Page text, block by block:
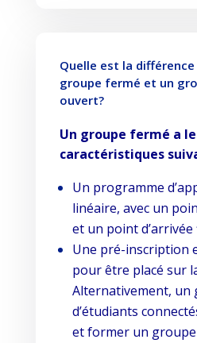
Quelle est la
groupe fermé et un
ouvert?
Un groupe fermé a
caractéristiques
Un programme
linéaire, avec un
et un point d’arrivée
Une pré-inscription
pour être placé sur
Alternativement, un
d’étudiants
et former un